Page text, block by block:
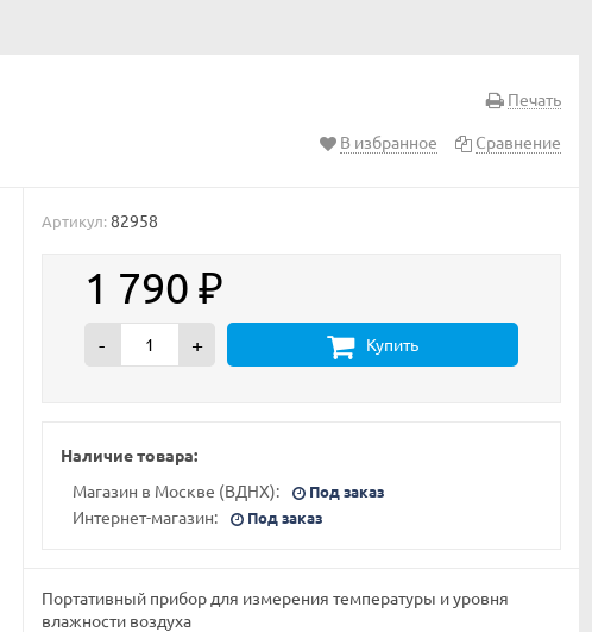
Печать
В избранное Сравнение
Артикул: 82958
1 790 ₽
- + Купить
Наличие товара:
Магазин в Москве (ВДНХ):
Под заказ
Интернет-магазин: Под заказ
Портативный прибор для измерения температуры и уровня
влажности воздуха